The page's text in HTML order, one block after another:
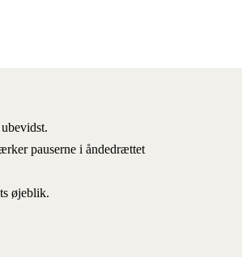
pauserne i åndedrættet
øjeblik.